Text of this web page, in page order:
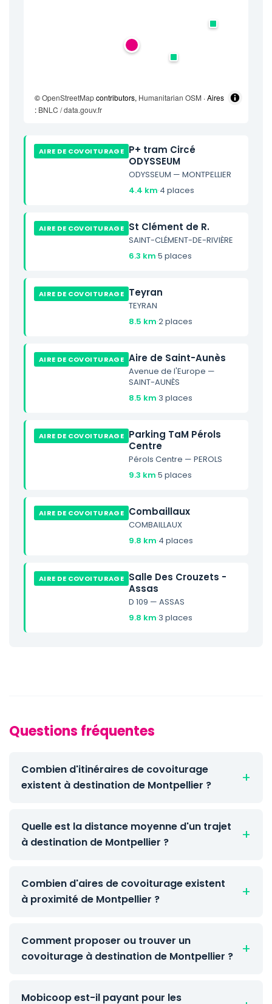
©OpenStreetMapcontributors, Humanitarian OSM · Aires
: BNLC / data.gouv.fr
AIRE DE COVOITURAGE P+ tram Circé
ODYSSEUM
ODYSSEUM — MONTPELLIER
4.4 km·4 places
AIRE DE COVOITURAGE St Clément de R.
SAINT-CLÉMENT-DE-RIVIÈRE
6.3 km·5 places
AIRE DE COVOITURAGE Teyran
TEYRAN
8.5 km·2 places
AIRE DE COVOITURAGE Aire de Saint-Aunès
Avenue de l'Europe —
SAINT-AUNÈS
8.5 km·3 places
AIRE DE COVOITURAGE Parking TaM Pérols
Centre
Pérols Centre — PEROLS
9.3 km·5 places
AIRE DE COVOITURAGE Combaillaux
COMBAILLAUX
9.8 km·4 places
AIRE DE COVOITURAGE Salle Des Crouzets -
Assas
D 109 — ASSAS
9.8 km·3 places
Questions fréquentes
Combien d'itinéraires de covoiturage
existent à destination de Montpellier ?
Quelle est la distance moyenne d'un trajet
à destination de Montpellier ?
Combien d'aires de covoiturage existent
à proximité de Montpellier ?
Comment proposer ou trouver un
covoiturage à destination de Montpellier ?
Mobicoop est-il payant pour les